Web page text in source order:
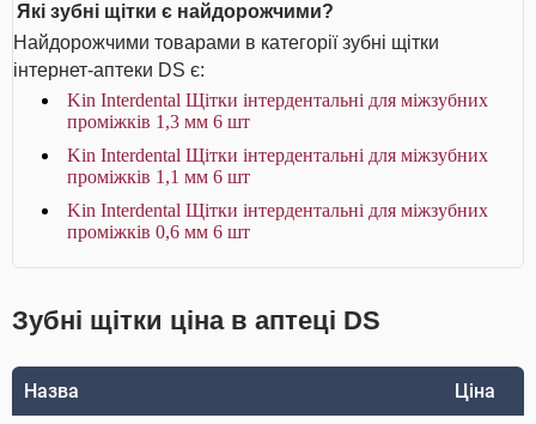
Які зубні щітки є найдорожчими?
Найдорожчими товарами в категорії зубні щітки
інтернет-аптеки DS є:
Kin Interdental Щітки інтердентальні для міжзубних
проміжків 1,3 мм 6 шт
Kin Interdental Щітки інтердентальні для міжзубних
проміжків 1,1 мм 6 шт
Kin Interdental Щітки інтердентальні для міжзубних
проміжків 0,6 мм 6 шт
Зубні щітки ціна в аптеці DS
Назва Ціна